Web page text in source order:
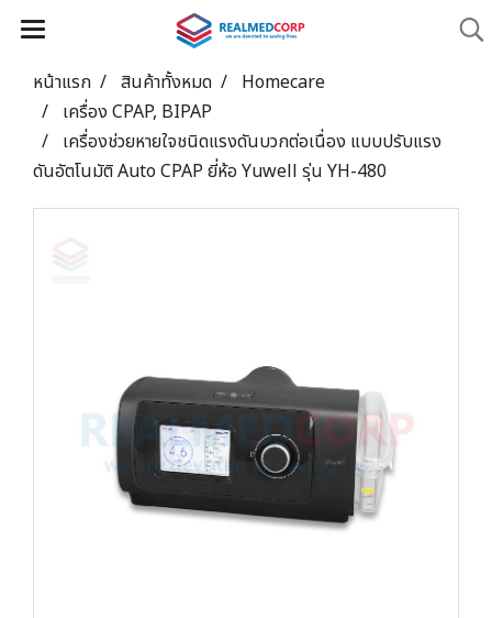
หน้าแรก สินค้าทั้งหมด
Homecare
เครื่อง CPAP, BIPAP
เครื่องช่วยหายใจชนิดแรงดันบวกต่อเนื่อง แบบปรับแรง
ดันอัตโนมัติ Auto CPAP ยี่ห้อ Yuwell รุ่น YH-480